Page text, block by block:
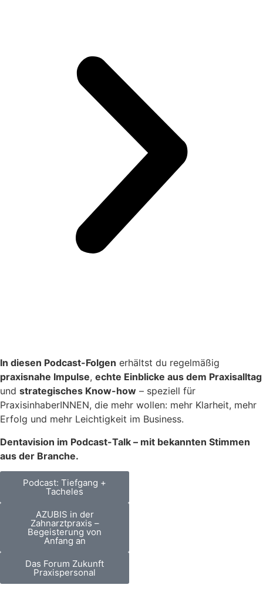
In diesen Podcast-Folgen erhältst du regelmäßig
praxisnahe Impulse, echte Einblicke aus dem Praxisalltag
und strategisches Know-how – speziell für
PraxisinhaberINNEN, die mehr wollen: mehr Klarheit, mehr
Erfolg und mehr Leichtigkeit im Business.
Dentavision im Podcast-Talk – mit bekannten Stimmen
aus der Branche.
Podcast: Tiefgang +
Tacheles
AZUBIS in der
Zahnarztpraxis –
Begeisterung von
Anfang an
Das Forum Zukunft
Praxispersonal